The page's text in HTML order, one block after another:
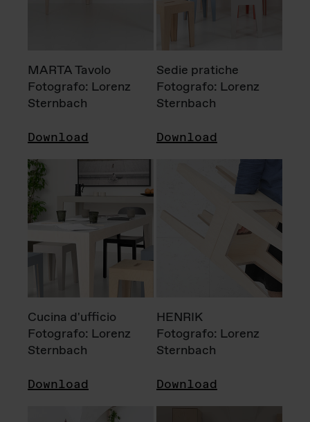
MARTA Tavolo
Fotografo: Lorenz
Sternbach
Download
Sedie pratiche
Fotografo: Lorenz
Sternbach
Download
Cucina d'ufficio
Fotografo: Lorenz
Sternbach
Download
HENRIK
Fotografo: Lorenz
Sternbach
Download